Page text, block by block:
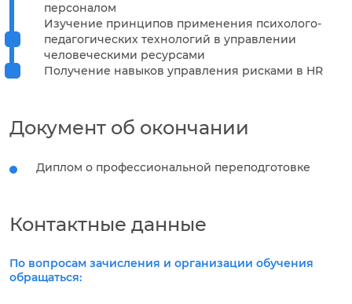
персоналом
Изучение принципов применения психолого-
педагогических технологий в управлении
человеческими ресурсами
Получение навыков управления рисками в HR
Документ об окончании
Диплом о профессиональной переподготовке
Контактные данные
По вопросам зачисления и организации обучения
обращаться: